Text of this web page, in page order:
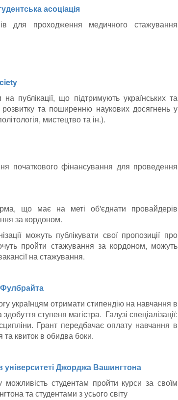
асоціація
для проходження медичного стажування
публікації, що підтримують українських та
розвитку та поширенню наукових досягнень у
мистецтво та ін.).
початкового фінансування для проведення
що має на меті об'єднати провайдерів
за кордоном.
можуть публікувати свої пропозиції про
пройти стажування за кордоном, можуть
на стажування.
українцям отримати стипендію на навчання в
ступеня магістра. Галузі спеціалізації:
Грант передбачає оплату навчання в
та квиток в обидва боки.
університеті Джорджа Вашингтона
студентам пройти курси за своїм
та студентами з усього світу